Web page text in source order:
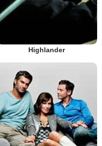
Highlander